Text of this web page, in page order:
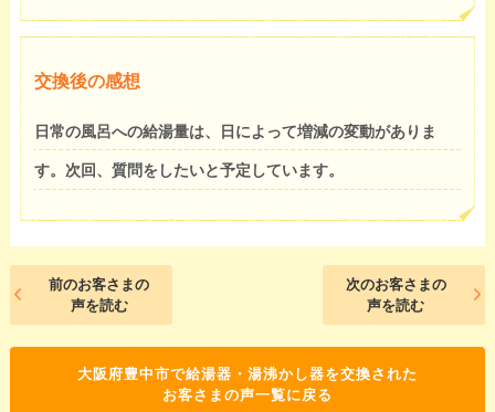
交換後の感想
日常の風呂への給湯量は、日によって増減の変動がありま
す。次回、質問をしたいと予定しています。
前のお客さまの
声を読む
次のお客さまの
声を読む
大阪府豊中市で給湯器・湯沸かし器を交換された
お客さまの声一覧に戻る